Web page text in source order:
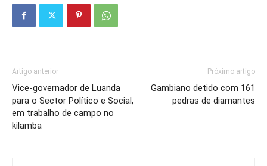
Artigo anterior
Vice-governador de Luanda
para o Sector Político e Social,
em trabalho de campo no
kilamba
Próximo artigo
Gambiano detido com 161
pedras de diamantes